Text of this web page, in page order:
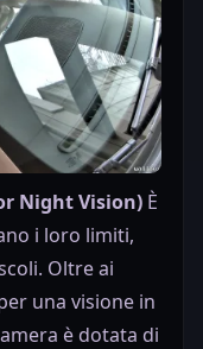
Night Vision) È
i loro limiti,
Oltre ai
una visione in
è dotata di